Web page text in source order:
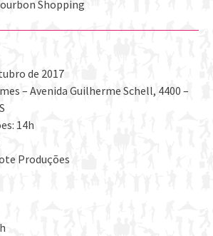
Shopping
de 2017
– Avenida Guilherme Schell, 4400 –
14h
Produções